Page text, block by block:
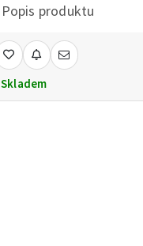
Popis produktu
Skladem